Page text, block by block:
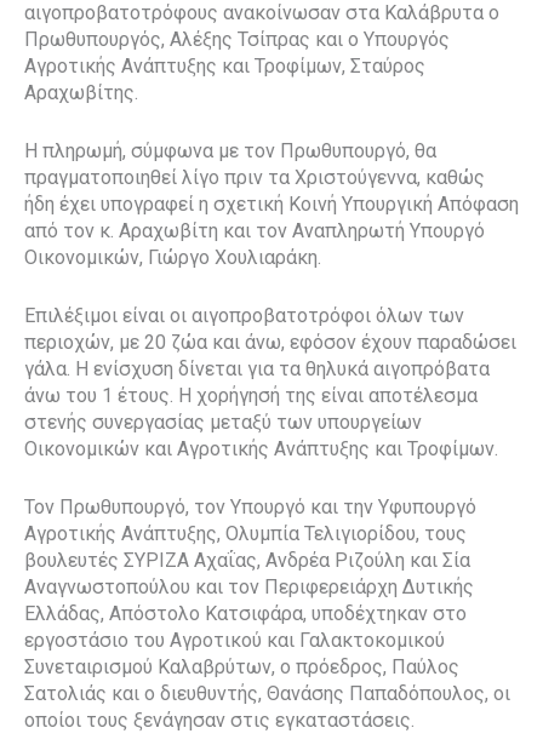
αιγοπροβατοτρόφους ανακοίνωσαν στα Καλάβρυτα ο
Πρωθυπουργός, Αλέξης Τσίπρας και ο Υπουργός
Αγροτικής Ανάπτυξης και Τροφίμων, Σταύρος
Αραχωβίτης.
Η πληρωμή, σύμφωνα με τον Πρωθυπουργό, θα
πραγματοποιηθεί λίγο πριν τα Χριστούγεννα, καθώς
ήδη έχει υπογραφεί η σχετική Κοινή Υπουργική Απόφαση
από τον κ. Αραχωβίτη και τον Αναπληρωτή Υπουργό
Οικονομικών, Γιώργο Χουλιαράκη.
Επιλέξιμοι είναι οι αιγοπροβατοτρόφοι όλων των
περιοχών, με 20 ζώα και άνω, εφόσον έχουν παραδώσει
γάλα. Η ενίσχυση δίνεται για τα θηλυκά αιγοπρόβατα
άνω του 1 έτους. Η χορήγησή της είναι αποτέλεσμα
στενής συνεργασίας μεταξύ των υπουργείων
Οικονομικών και Αγροτικής Ανάπτυξης και Τροφίμων.
Τον Πρωθυπουργό, τον Υπουργό και την Υφυπουργό
Αγροτικής Ανάπτυξης, Ολυμπία Τελιγιορίδου, τους
βουλευτές ΣΥΡΙΖΑ Αχαΐας, Ανδρέα Ριζούλη και Σία
Αναγνωστοπούλου και τον Περιφερειάρχη Δυτικής
Ελλάδας, Απόστολο Κατσιφάρα, υποδέχτηκαν στο
εργοστάσιο του Αγροτικού και Γαλακτοκομικού
Συνεταιρισμού Καλαβρύτων, ο πρόεδρος, Παύλος
Σατολιάς και ο διευθυντής, Θανάσης Παπαδόπουλος, οι
οποίοι τους ξενάγησαν στις εγκαταστάσεις.